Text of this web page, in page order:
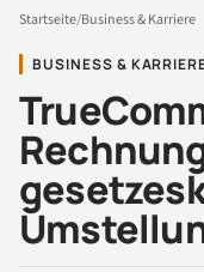
Startseite/Business & Karriere
BUSINESS &